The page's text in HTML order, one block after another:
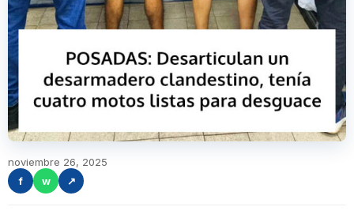
noviembre 26, 2025
f
w ↗